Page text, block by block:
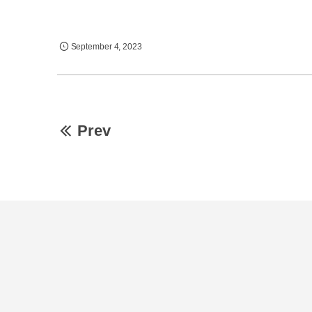
September 4,2023
Prev